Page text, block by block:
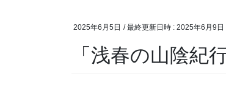
2025年6月5日 / 最終更新日時 : 2025年6月9日
「浅春の山陰紀